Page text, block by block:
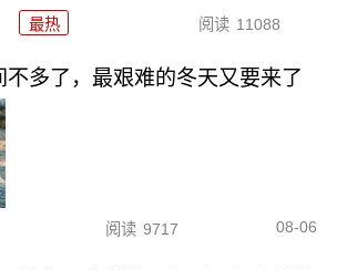
最热 阅读 11088
不多了，最艰难的冬天又要来了
阅读 9717 08-06